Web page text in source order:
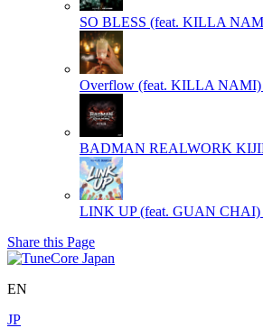
SO BLESS (feat. KILLA
Overflow (feat. KILLA NAMI)
BADMAN REALWORK
LINK UP (feat. GUAN CHAI)
Share this Page
EN
JP